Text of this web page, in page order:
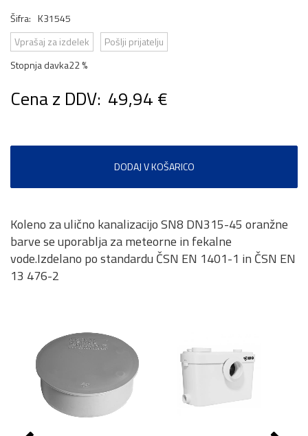
Šifra: K31545
Vprašaj za izdelek
Pošlji prijatelju
Stopnja davka22 %
Cena z DDV: 49,94 €
DODAJ V KOŠARICO
Koleno za ulično kanalizacijo SN8 DN315-45 oranžne
barve se uporablja za meteorne in fekalne
vode.Izdelano po standardu ČSN EN 1401-1 in ČSN EN
13 476-2